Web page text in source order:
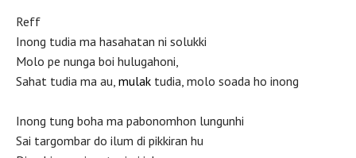
Reff
Inong tudia ma hasahatan ni solukki
Molo pe nunga boi hulugahoni,
Sahat tudia ma au, mulak tudia, molo soada ho inong
Inong tung boha ma pabonomhon lungunhi
Sai targombar do ilum di pikkiran hu